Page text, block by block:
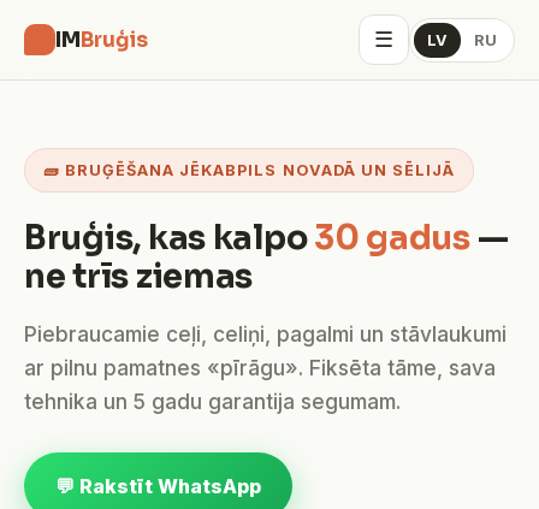
IMBruģis ☰ LV RU
🧱 BRUĢĒŠANA JĒKABPILS NOVADĀ UN SĒLIJĀ
Bruģis, kas kalpo30 gadus—
ne trīs ziemas
Piebraucamie ceļi, celiņi, pagalmi un stāvlaukumi
ar pilnu pamatnes «pīrāgu». Fiksēta tāme, sava
tehnika un 5 gadu garantija segumam.
💬 Rakstīt WhatsApp